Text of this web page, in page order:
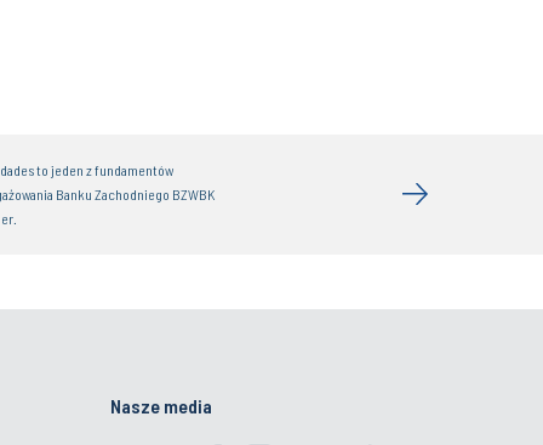
to jeden z fundamentów
Banku Zachodniego BZWBK
Nasze media